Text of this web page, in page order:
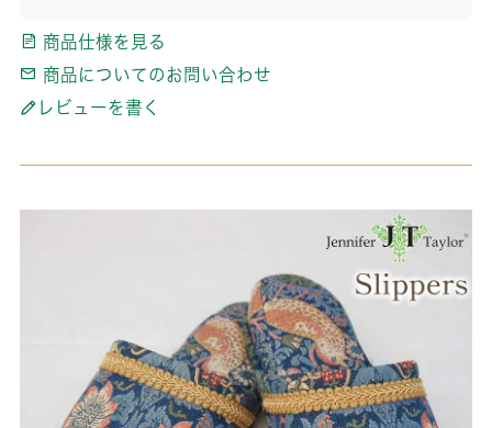
商品仕様を見る
商品についてのお問い合わせ
レビューを書く